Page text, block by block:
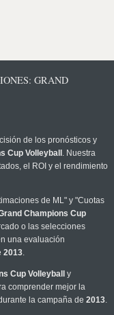
GRAND
de los pronósticos y
Cup Volleyball . Nuestra
el ROI y el rendimiento
de ML" y "Cuotas
Champions Cup
o las selecciones
una evaluación
2013.
Cup Volleyball
y
comprender mejor la
la campaña de 2013.